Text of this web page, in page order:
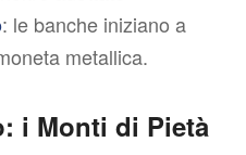
: le banche iniziano a
metallica.
i Monti di Pietà